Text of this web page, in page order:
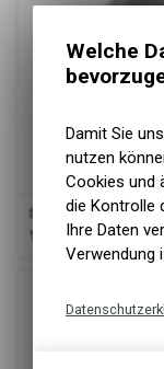
Schlauch 2.50-4"
16.00 CHF
Welche
Damit Sie
nutzen
Cookies und
die Kontrolle
Ihre Daten
Verwendung